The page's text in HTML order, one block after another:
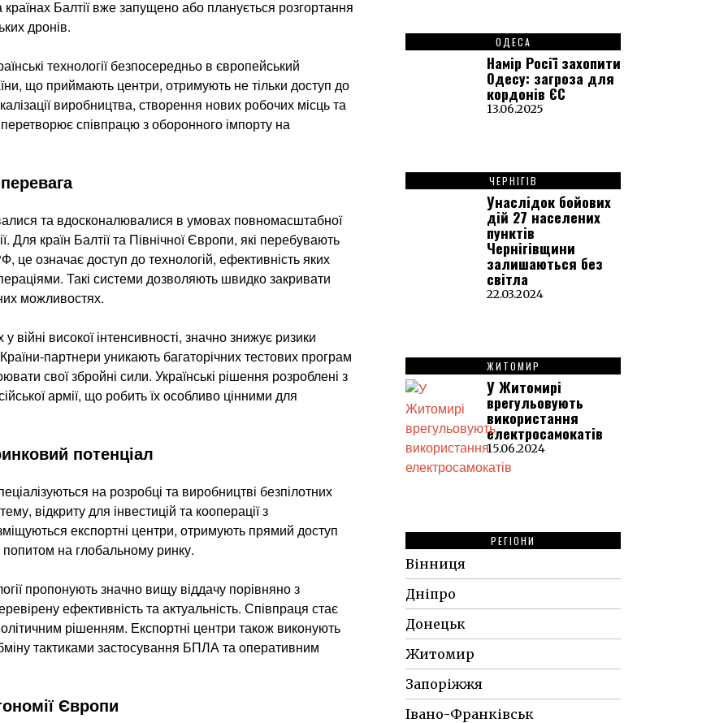
країнах Балтії вже запущено або планується розгортання
дронів.
технології безпосередньо в європейський
що приймають центри, отримують не тільки доступ до
виробництва, створення нових робочих місць та
співпрацю з оборонного імпорту на
та вдосконалювалися в умовах повномасштабної
Для країн Балтії та Північної Європи, які перебувають
це означає доступ до технологій, ефективність яких
Такі системи дозволяють швидко закривати
можливостях.
війні високої інтенсивності, значно знижує ризики
партнери уникають багаторічних тестових програм
свої збройні сили. Українські рішення розроблені з
армії, що робить їх особливо цінними для
потенціал
на розробці та виробництві безпілотних
відкриту для інвестицій та кооперації з
експортні центри, отримують прямий доступ
на глобальному ринку.
пропонують значно вищу віддачу порівняно з
ефективність та актуальність. Співпраця стає
рішенням. Експортні центри також виконують
тактиками застосування БПЛА та оперативним
Європи
ОДЕСА
Намір Росії захопити
Одесу: загроза для
кордонів ЄС
13.06.2025
ЧЕРНІГІВ
Унаслідок бойових
дій 27 населених
пунктів
Чернігівщини
залишаються без
світла
22.03.2024
ЖИТОМИР
У Житомирі
врегульовують
використання
електросамокатів
15.06.2024
РЕГІОНИ
Вінниця
Дніпро
Донецьк
Житомир
Запоріжжя
Івано-Франківськ